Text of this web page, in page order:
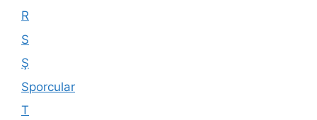
R
S
Ş
Sporcular
T